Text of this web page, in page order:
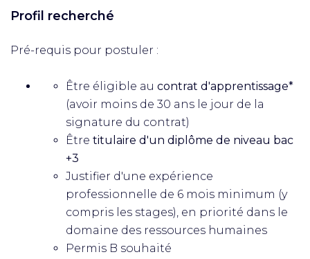
Profil recherché
Pré-requis pour postuler :
Être éligible au contrat d'apprentissage*
(avoir moins de 30 ans le jour de la
signature du contrat)
Être titulaire d'un diplôme de niveau bac
+3
Justifier d'une expérience
professionnelle de 6 mois minimum (y
compris les stages), en priorité dans le
domaine des ressources humaines
Permis B souhaité